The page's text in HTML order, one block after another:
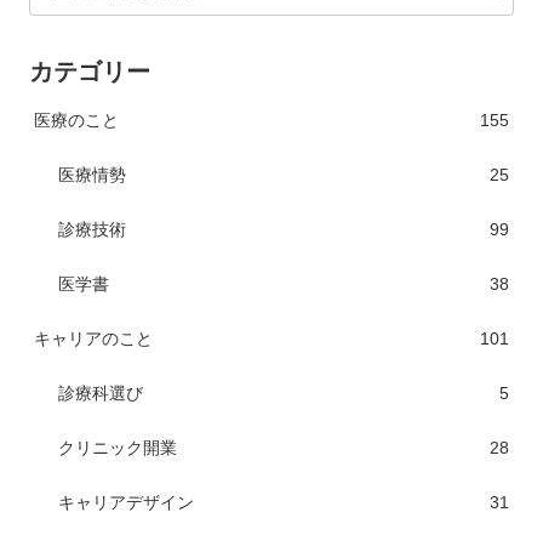
カテゴリー
医療のこと 155
医療情勢 25
診療技術 99
医学書 38
キャリアのこと 101
診療科選び 5
クリニック開業 28
キャリアデザイン 31